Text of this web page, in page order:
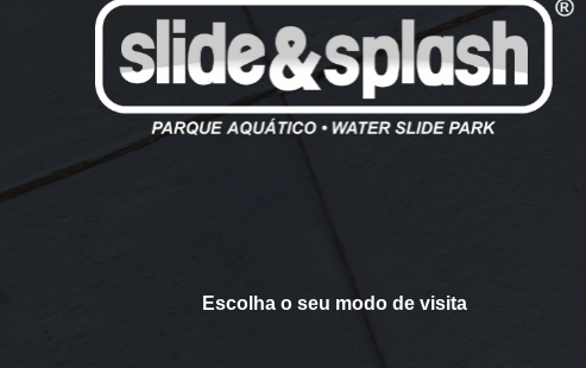
Escolha o seu modo de visita